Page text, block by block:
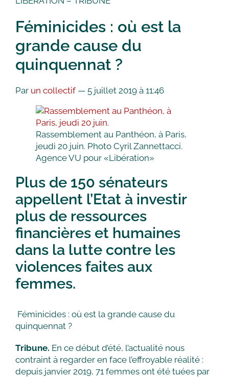
Féminicides : où est la
grande cause du
quinquennat ?
Par un collectif — 5 juillet 2019 à 11:46
Rassemblement au Panthéon, à Paris,
jeudi 20 juin. Photo Cyril Zannettacci.
Agence VU pour «Libération»
Plus de 150 sénateurs
appellent l’Etat à investir
plus de ressources
financières et humaines
dans la lutte contre les
violences faites aux
femmes.
Féminicides : où est la grande cause du
quinquennat ?
Tribune. En ce début d’été, l’actualité nous
contraint à regarder en face l’effroyable réalité :
depuis janvier 2019, 71 femmes ont été tuées par